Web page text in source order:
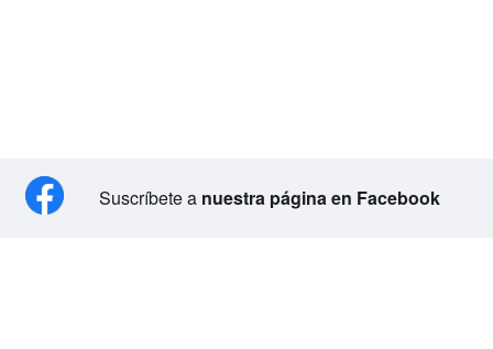
Suscríbete a nuestra página en Facebook